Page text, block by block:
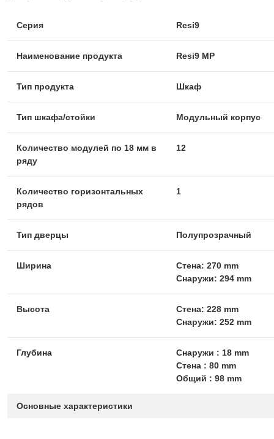
Основные характеристики
Серия Resi9
Наименование продукта Resi9 MP
Тип продукта Шкаф
Тип шкафа/стойки Модульный корпус
Количество модулей по 18 мм в
ряду
12
Количество горизонтальных
рядов
1
Тип дверцы Полупрозрачный
Ширина
Стена: 270 mm
Снаружи: 294 mm
Высота
Стена: 228 mm
Снаружи: 252 mm
Глубина
Снаружи : 18 mm
Стена : 80 mm
Общий : 98 mm